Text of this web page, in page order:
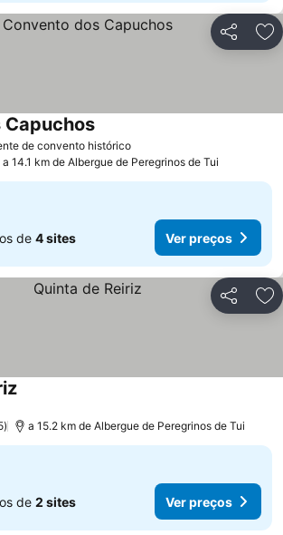
Partilhar
de convento histórico
Capuchos
a 14.1 km de Albergue de Peregrinos de Tui
de 4 sites Ver preços
Partilhar
a 15.2 km de Albergue de Peregrinos de Tui
de 2 sites Ver preços